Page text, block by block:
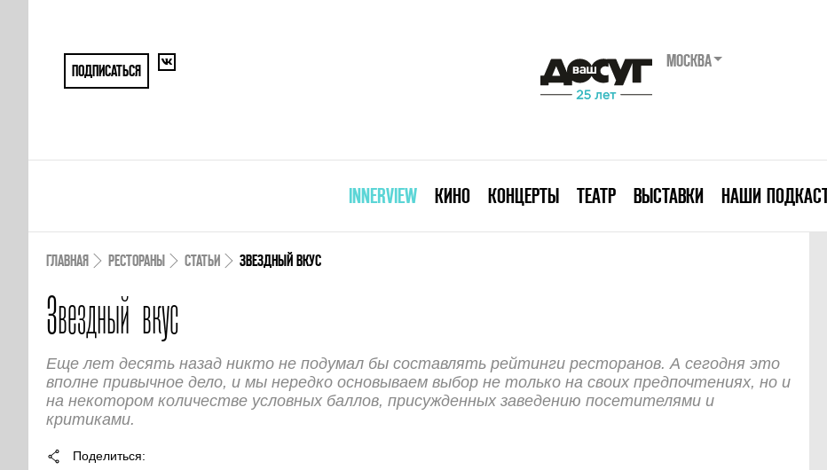
ПОДПИСАТЬСЯ
МОСКВА
INNERVIEW КИНО КОНЦЕРТЫ ТЕАТР ВЫСТАВКИ НАШИ
ГЛАВНАЯ РЕСТОРАНЫ СТАТЬИ ЗВЕЗДНЫЙ ВКУС
Звездный вкус
Еще лет десять назад никто не подумал бы составлять рейтинги ресторанов. А сегодня это
вполне привычное дело, и мы нередко основываем выбор не только на своих предпочтениях, но и
на некотором количестве условных баллов, присужденных заведению посетителями и
критиками.
Поделиться